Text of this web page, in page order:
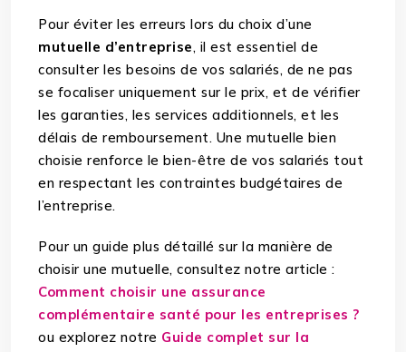
Pour éviter les erreurs lors du choix d’une
mutuelle d’entreprise, il est essentiel de
consulter les besoins de vos salariés, de ne pas
se focaliser uniquement sur le prix, et de vérifier
les garanties, les services additionnels, et les
délais de remboursement. Une mutuelle bien
choisie renforce le bien-être de vos salariés tout
en respectant les contraintes budgétaires de
l’entreprise.
Pour un guide plus détaillé sur la manière de
choisir une mutuelle, consultez notre article :
Comment choisir une assurance
complémentaire santé pour les entreprises ?
ou explorez notre Guide complet sur la